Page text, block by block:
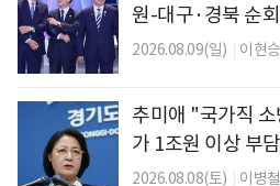
원-대구·경북 순
2026.08.09(일) 이현
추미애 "국가직
가 1조원 이상 부
2026.08.08(토) 이병